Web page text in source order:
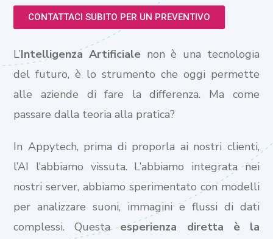
CONTATTACI SUBITO PER UN PREVENTIVO
L’Intelligenza Artificiale non è una tecnologia
del futuro, è lo strumento che oggi permette
alle aziende di fare la differenza. Ma come
passare dalla teoria alla pratica?
In Appytech, prima di proporla ai nostri clienti,
l’AI l’abbiamo vissuta. L’abbiamo integrata nei
nostri server, abbiamo sperimentato con modelli
per analizzare suoni, immagini e flussi di dati
complessi. Questaesperienza diretta è la